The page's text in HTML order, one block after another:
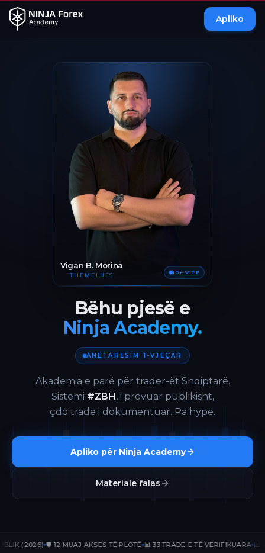
Apliko
Vigan B. Morina
THEMELUES 10+ VITE
Bëhu pjesë e
Ninja Academy.
ANËTARËSIM 1-VJEÇAR
Akademia e parë për trader-ët Shqiptarë.
Sistemi #ZBH, i provuar publikisht,
çdo trade i dokumentuar. Pa hype.
Apliko për Ninja Academy
Materiale falas
🛡️ 12 MUAJ AKSES TË PLOTË 📊 33 TRADE-E TË VERIFIKUARA 📈